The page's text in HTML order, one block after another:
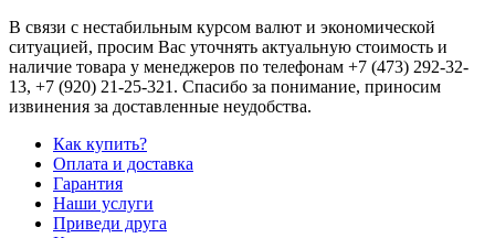
В связи с нестабильным курсом валют и экономической
ситуацией, просим Вас уточнять актуальную стоимость и
наличие товара у менеджеров по телефонам +7 (473) 292-32-
13, +7 (920) 21-25-321 . Спасибо за понимание, приносим
извинения за доставленные неудобства.
Как купить?
Оплата и доставка
Гарантия
Наши услуги
Приведи друга